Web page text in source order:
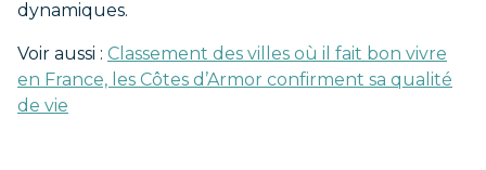
dynamiques.
Voir aussi : Classement des villes où il fait bon vivre
en France, les Côtes d’Armor confirment sa qualité
de vie